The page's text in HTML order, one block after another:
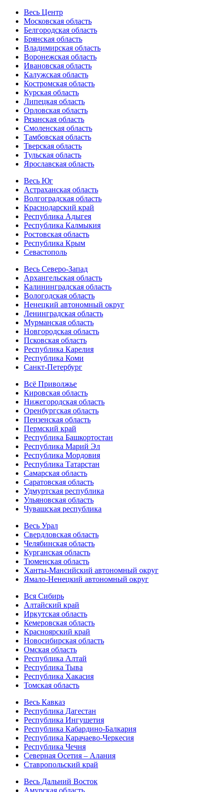
Весь Центр
Московская область
Белгородская область
Брянская область
Владимирская область
Воронежская область
Ивановская область
Калужская область
Костромская область
Курская область
Липецкая область
Орловская область
Рязанская область
Смоленская область
Тамбовская область
Тверская область
Тульская область
Ярославская область
Весь Юг
Астраханская область
Волгоградская область
Краснодарский край
Республика Адыгея
Республика Калмыкия
Ростовская область
Республика Крым
Севастополь
Весь Северо-Запад
Архангельская область
Калининградская область
Вологодская область
Ненецкий автономный округ
Ленинградская область
Мурманская область
Новгородская область
Псковская область
Республика Карелия
Республика Коми
Санкт-Петербург
Всё Приволжье
Кировская область
Нижегородская область
Оренбургская область
Пензенская область
Пермский край
Республика Башкортостан
Республика Марий Эл
Республика Мордовия
Республика Татарстан
Самарская область
Саратовская область
Удмуртская республика
Ульяновская область
Чувашская республика
Весь Урал
Свердловская область
Челябинская область
Курганская область
Тюменская область
Ханты-Мансийский автономный округ
Ямало-Ненецкий автономный округ
Вся Сибирь
Алтайский край
Иркутская область
Кемеровская область
Красноярский край
Новосибирская область
Омская область
Республика Алтай
Республика Тыва
Республика Хакасия
Томская область
Весь Кавказ
Республика Дагестан
Республика Ингушетия
Республика Кабардино-Балкария
Республика Карачаево-Черкесия
Республика Чечня
Северная Осетия – Алания
Ставропольский край
Весь Дальний Восток
Амурская область